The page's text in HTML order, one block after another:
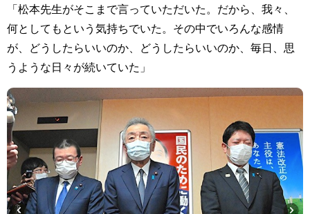
「松本先生がそこまで言っていただいた。だから、我々、
何としてもという気持ちでいた。その中でいろんな感情
が、どうしたらいいのか、どうしたらいいのか、毎日、思
うような日々が続いていた」